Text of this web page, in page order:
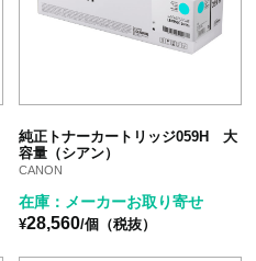
純正トナーカートリッジ059H 大
容量（シアン）
CANON
在庫：メーカーお取り寄せ
¥28,560/個（税抜）